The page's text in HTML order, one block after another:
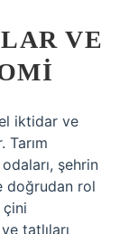
VE
iktidar ve
Tarım
şehrin
doğrudan rol
çini
tatlıları